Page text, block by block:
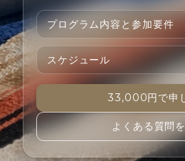
プログラム内容と参加要件
スケジュール
33,000円で申
よくある質問